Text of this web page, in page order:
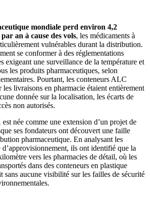
mondiale perd environ 4,2
an à cause des vols, les médicaments à
vulnérables durant la distribution.
se conformer à des réglementations
exigeant une surveillance de la température et
les produits pharmaceutiques, selon
Pourtant, les conteneurs ALC
les livraisons en pharmacie étaient entièrement
donnée sur la localisation, les écarts de
non autorisés.
née comme une extension d’un projet de
ses fondateurs ont découvert une faille
pharmaceutique. En analysant les
d’approvisionnement, ils ont identifié que la
vers les pharmacies de détail, où les
dans des conteneurs en plastique
sans aucune visibilité sur les failles de sécurité